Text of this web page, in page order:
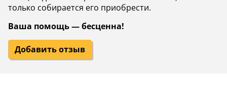
только собирается его приобрести.
Ваша помощь — бесценна!
Добавить отзыв